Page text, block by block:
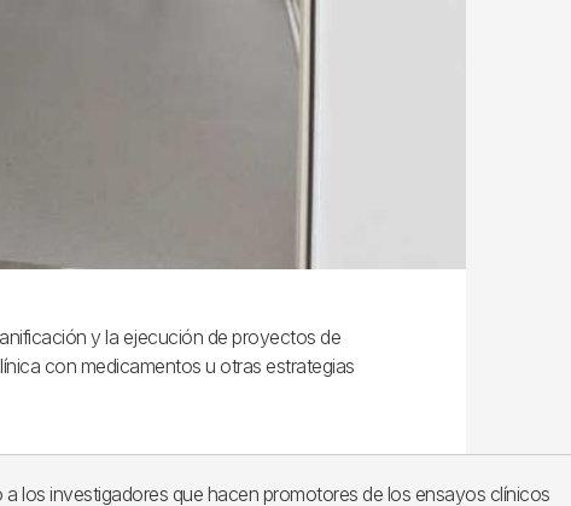
y la ejecución de proyectos de
con medicamentos u otras estrategias
a los investigadores que hacen promotores de los ensayos clínicos